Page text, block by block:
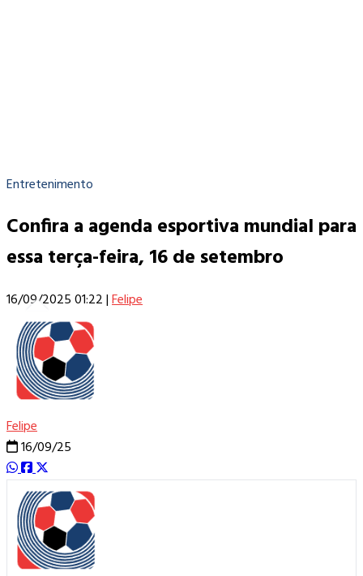
Entretenimento
Confira a agenda esportiva mundial para
essa terça-feira, 16 de setembro
16/09/2025 01:22|Felipe
Felipe
16/09/25